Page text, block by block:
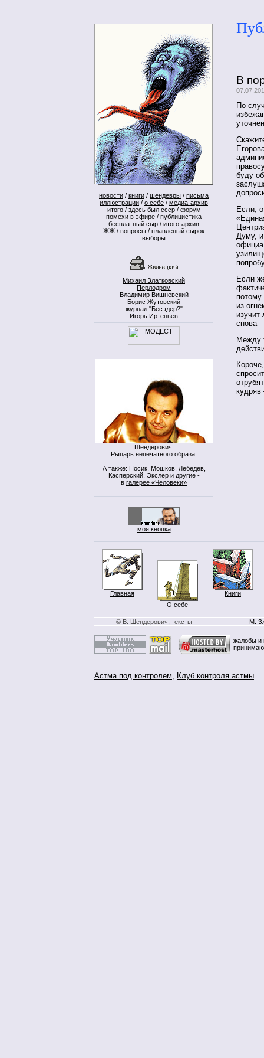
новости / книги / шендевры / письма
иллюстрации / о себе / медиа-архив
итого/ здесь был ссср/ форум
помехи в эфире / публицистика
бесплатный сыр / итого-архив
ЖЖ / вопросы / плавленый сырок
выборы
Михаил Златковский
Перлодром
Владимир Вишневский
Борис Жутовский
журнал "Бесэдер?"
Игорь Иртеньев
Шендерович.
Рыцарь непечатного образа.
А также: Носик, Мошков, Лебедев,
Касперский, Экслер и другие -
в галерее «Человеки»
моя кнопка
В
По
буду
Если,
Думу, и
Если
из
изучит
снова
Между
Главная
О себе
Книги
© В. Шендерович, тексты М.
жалобы и
Астма под контролем, Клуб контроля астмы.